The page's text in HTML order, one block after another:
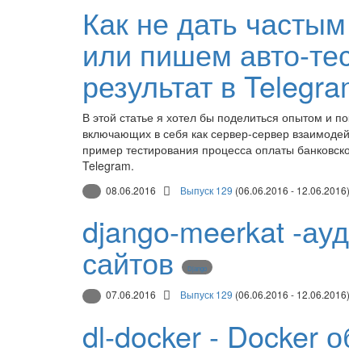
Как не дать
или пишем авто-
результат в
В этой статье я хотел бы поделиться опытом и
включающих в себя как сервер-сервер
пример тестирования процесса оплаты
Telegram.
08.06.2016 Выпуск 129 (06.06.2016 -
django-meerkat -
сайтов Django
07.06.2016 Выпуск 129 (06.06.2016 -
dl-docker - Docker